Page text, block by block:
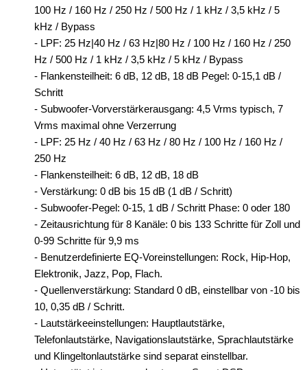
100 Hz / 160 Hz / 250 Hz / 500 Hz / 1 kHz / 3,5 kHz / 5
kHz / Bypass
- LPF: 25 Hz|40 Hz / 63 Hz|80 Hz / 100 Hz / 160 Hz / 250
Hz / 500 Hz / 1 kHz / 3,5 kHz / 5 kHz / Bypass
- Flankensteilheit: 6 dB, 12 dB, 18 dB Pegel: 0-15,1 dB /
Schritt
- Subwoofer-Vorverstärkerausgang: 4,5 Vrms typisch, 7
Vrms maximal ohne Verzerrung
- LPF: 25 Hz / 40 Hz / 63 Hz / 80 Hz / 100 Hz / 160 Hz /
250 Hz
- Flankensteilheit: 6 dB, 12 dB, 18 dB
- Verstärkung: 0 dB bis 15 dB (1 dB / Schritt)
- Subwoofer-Pegel: 0-15, 1 dB / Schritt Phase: 0 oder 180
- Zeitausrichtung für 8 Kanäle: 0 bis 133 Schritte für Zoll und
0-99 Schritte für 9,9 ms
- Benutzerdefinierte EQ-Voreinstellungen: Rock, Hip-Hop,
Elektronik, Jazz, Pop, Flach.
- Quellenverstärkung: Standard 0 dB, einstellbar von -10 bis
10, 0,35 dB / Schritt.
- Lautstärkeeinstellungen: Hauptlautstärke,
Telefonlautstärke, Navigationslautstärke, Sprachlautstärke
und Klingeltonlautstärke sind separat einstellbar.